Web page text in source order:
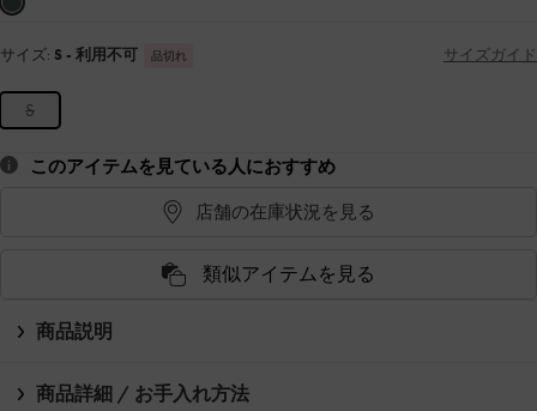
サイズ: S - 利用不可 品切れ サイズガイド
S
このアイテムを見ている人におすすめ
店舗の在庫状況を見る
類似アイテムを見る
商品説明
商品詳細 / お手入れ方法